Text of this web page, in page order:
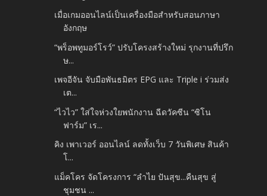
เมื่อเกมออนไลน์เป็นเครื่องมือสำหรับสอนภาษา
อังกฤษ
“พร็อพทูมอร์โรว์” ปรับโครงสร้างใหม่ รุกงานที่ปรึก
ษ...
เพจอีจัน จับมือพันธมิตร EPG และ Triple i ร่วมส่ง
เต...
“ไวไว” ใส่ใจห่วงใยพนักงาน ฉีดวัคซีน “ซิโน
ฟาร์ม” เร...
คิง เพาเวอร์ ออนไลน์ ลดทั้งเว็บ 7 วันพิเศษ สินค้า
โ...
แม็คโคร จัดโครงการ “ลำไย ปันสุข...คืนสุข สู่
ชุมชน ...